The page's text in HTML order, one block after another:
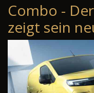
Combo -
zeigt sein